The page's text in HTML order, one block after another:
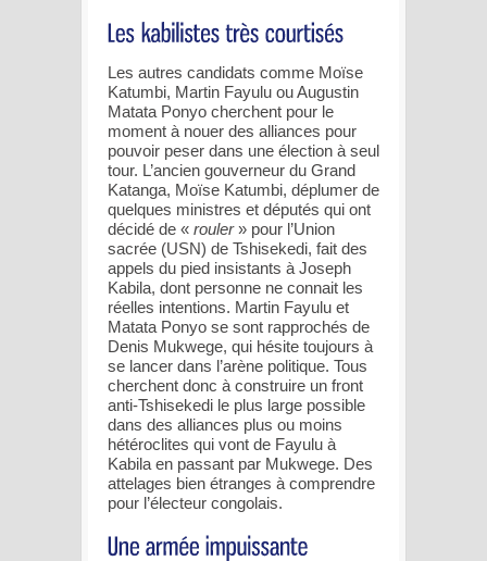
Les autres candidats comme Moïse
Katumbi, Martin Fayulu ou Augustin
Matata Ponyo cherchent pour le
moment à nouer des alliances pour
pouvoir peser dans une élection à seul
tour. L’ancien gouverneur du Grand
Katanga, Moïse Katumbi, déplumer de
quelques ministres et députés qui ont
décidé de « rouler» pour l’Union
sacrée (USN) de Tshisekedi, fait des
appels du pied insistants à Joseph
Kabila, dont personne ne connait les
réelles intentions. Martin Fayulu et
Matata Ponyo se sont rapprochés de
Denis Mukwege, qui hésite toujours à
se lancer dans l’arène politique. Tous
cherchent donc à construire un front
anti-Tshisekedi le plus large possible
dans des alliances plus ou moins
hétéroclites qui vont de Fayulu à
Kabila en passant par Mukwege. Des
attelages bien étranges à comprendre
pour l’électeur congolais.